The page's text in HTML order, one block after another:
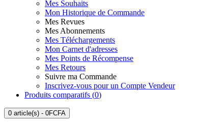
Mes Souhaits
Mon Historique de Commande
Mes Revues
Mes Abonnements
Mes Téléchargements
Mon Carnet d'adresses
Mes Points de Récompense
Mes Retours
Suivre ma Commande
Inscrivez-vous pour un Compte Vendeur
Produits comparatifs (0)
0 article(s) - 0FCFA